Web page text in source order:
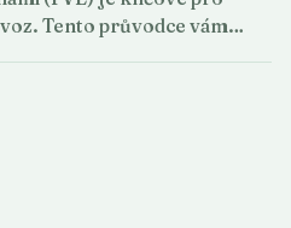
Tento průvodce vám…